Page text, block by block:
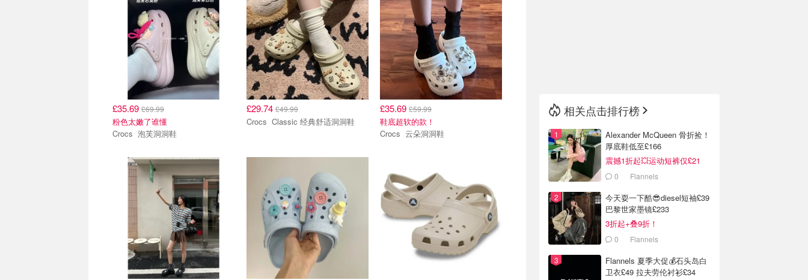
£35.69 £69.99
粉色太嫩了谁懂
Crocs 泡芙洞洞鞋
£29.74£49.99
Crocs Classic 经典舒适洞洞鞋
£35.69 £59.99
鞋底超软的款！
Crocs 云朵洞洞鞋
相关点击排行榜
Alexander McQueen 骨折捡！
厚底鞋低至£166
震撼1折起💥运动短裤仅£21
0 Flannels
今天耍一下酷😎diesel短袖£39
巴黎世家墨镜£233
3折起+叠9折！
0 Flannels
Flannels 夏季大促💰石头岛白
卫衣£49 拉夫劳伦衬衫£34